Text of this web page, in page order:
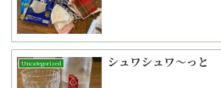
Uncategorized シュワシュワ〜っと